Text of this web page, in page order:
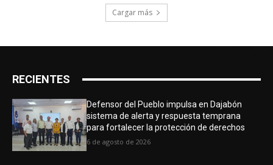
Cargar más
RECIENTES
Defensor del Pueblo impulsa en Dajabón
sistema de alerta y respuesta temprana
para fortalecer la protección de derechos
6 de agosto de 2026